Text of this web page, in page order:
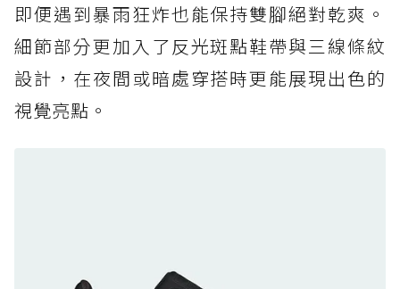
防水鞋推薦 7. Timberland Motion Access：
黃靴同級頂級防水，輕量化工裝健走鞋雨天必備
防水鞋推薦 7. Timberland Motion Access：
黃靴同級頂級防水，輕量化工裝健走鞋雨天必備
即便遇到暴雨狂炸也能保持雙腳絕對乾爽。
細節部分更加入了反光斑點鞋帶與三線條紋
設計，在夜間或暗處穿搭時更能展現出色的
視覺亮點。